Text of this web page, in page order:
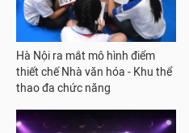
Hà Nội ra mắt mô hình điểm
thiết chế Nhà văn hóa - Khu thể
thao đa chức năng